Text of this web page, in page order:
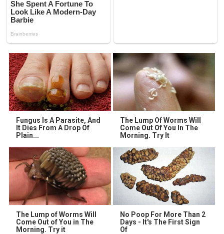
Fungus Is A Parasite, And
It Dies From A Drop Of
Plain...
The Lump Of Worms Will
Come Out Of You In The
Morning. Try It
The Lump of Worms Will
Come Out of You in The
Morning. Try it
No Poop For More Than 2
Days - It's The First Sign
Of